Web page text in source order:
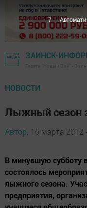
ЗАИНСК-
НОВОСТИ
Лыжный сезон
Автор, 16 марта 2012
В минувшую субботу
состоялось
лыжного сезона.
предприятия,
6